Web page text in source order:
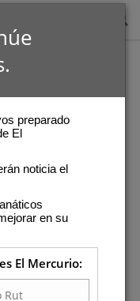
preparado
El
noticia el
en su
El Mercurio: